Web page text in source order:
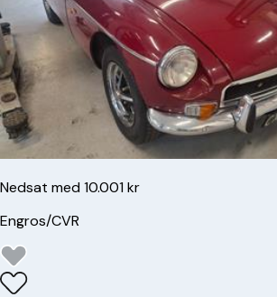
Nedsat med 10.001 kr
Engros/CVR